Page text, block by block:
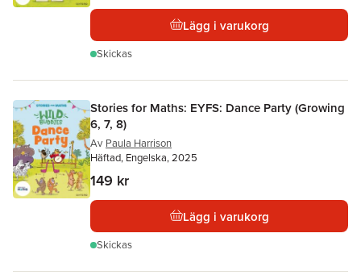
Lägg i varukorg
Skickas
Stories for Maths: EYFS: Dance Party (Growing
6, 7, 8)
Av Paula Harrison
Häftad, Engelska, 2025
149 kr
Lägg i varukorg
Skickas